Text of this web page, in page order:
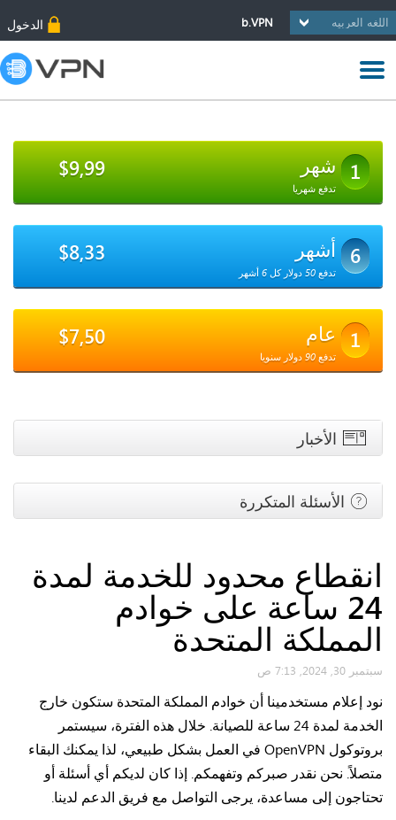
b.VPN الدخول
1 شهر $9,99
تدفع شهريا
6 أشهر $8,33
تدفع 50 دولار كل 6 أشهر
1 عام $7,50
تدفع 90 دولار سنويا
الأخبار
الأسئلة المتكررة
انقطاع محدود للخدمة لمدة
24 ساعة على خوادم
المملكة المتحدة
سبتمبر 30, 2024, 7:13 ص
نود إعلام مستخدمينا أن خوادم المملكة المتحدة ستكون خارج
الخدمة لمدة 24 ساعة للصيانة. خلال هذه الفترة، سيستمر
بروتوكول OpenVPN في العمل بشكل طبيعي، لذا يمكنك البقاء
متصلاً. نحن نقدر صبركم وتفهمكم. إذا كان لديكم أي أسئلة أو
تحتاجون إلى مساعدة، يرجى التواصل مع فريق الدعم لدينا.